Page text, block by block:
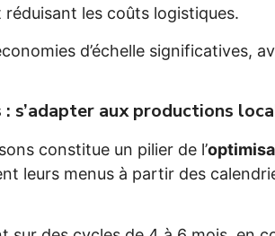
les coûts logistiques.
d’échelle significatives,
s’adapter aux productions
constitue un pilier de l’
leurs menus à partir des